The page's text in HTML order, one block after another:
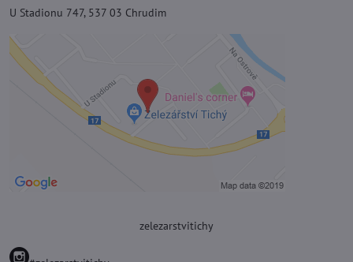
U Stadionu 747, 537 03 Chrudim
zelezarstvitichy